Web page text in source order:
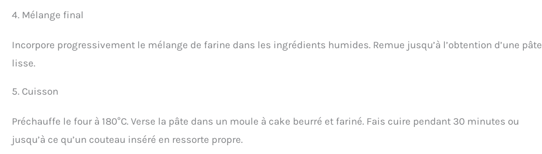
4. Mélange final
Incorpore progressivement le mélange de farine dans les ingrédients humides. Remue jusqu’à l’obtention d’une pâte
lisse.
5. Cuisson
Préchauffe le four à 180°C. Verse la pâte dans un moule à cake beurré et fariné. Fais cuire pendant 30 minutes ou
jusqu’à ce qu’un couteau inséré en ressorte propre.